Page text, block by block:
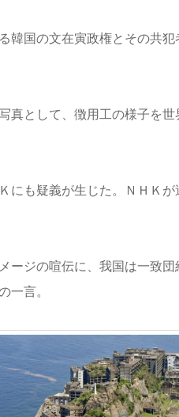
韓国の文在寅政権とその共
真として、徴用工の様子を
にも疑義が生じた。ＮＨＫ
ージの喧伝に、我国は一致
一言。